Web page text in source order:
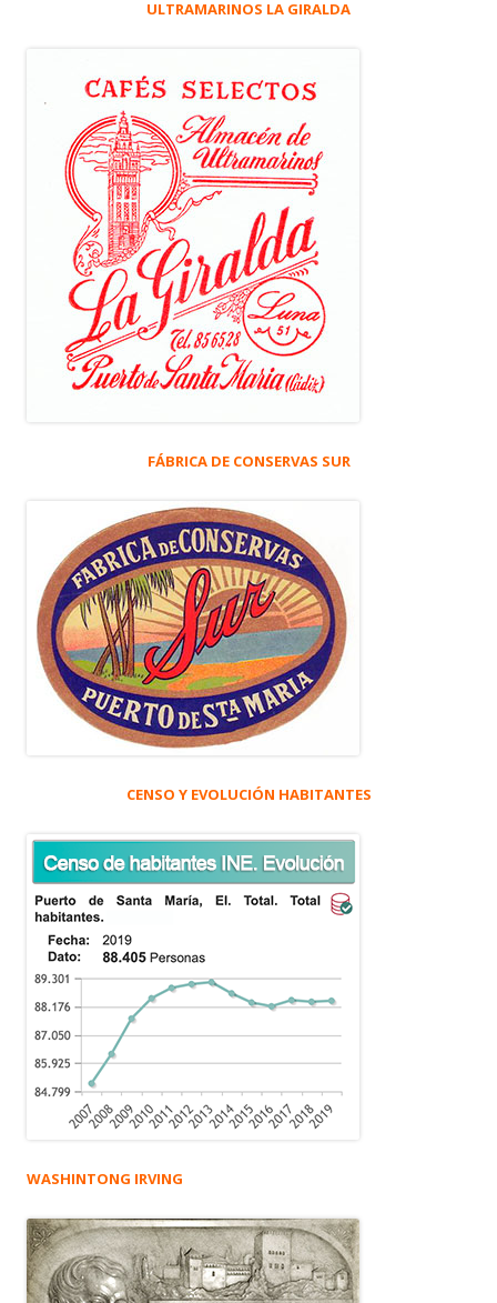
ULTRAMARINOS LA GIRALDA
FÁBRICA DE CONSERVAS SUR
CENSO Y EVOLUCIÓN HABITANTES
WASHINTONG IRVING